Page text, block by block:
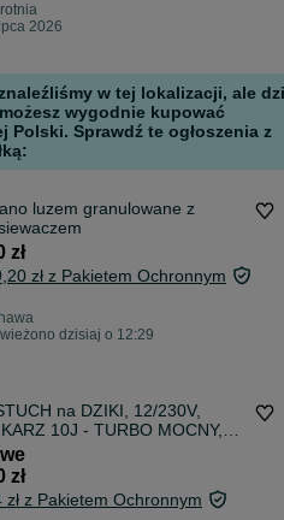
2026
w tej lokalizacji, ale
możesz wygodnie kupować
Polski. Sprawdź te ogłoszenia z
luzem granulowane z
zł
zł z Pakietem Ochronnym
dzisiaj o 12:29
na DZIKI, 12/230V,
10J - TURBO MOCNY,
wysyłka!
zł
zł z Pakietem Ochronnym